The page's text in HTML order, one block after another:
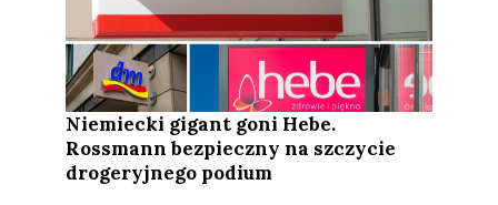
Niemiecki gigant goni Hebe.
Rossmann bezpieczny na szczycie
drogeryjnego podium